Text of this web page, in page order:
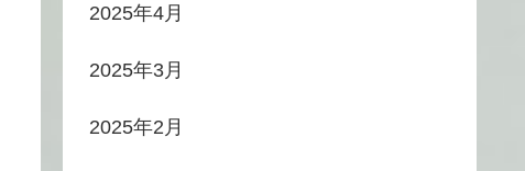
2025年4月
2025年3月
2025年2月